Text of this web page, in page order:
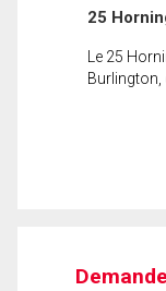
25
Le 25
Burlington,